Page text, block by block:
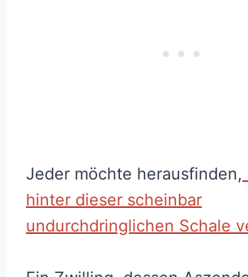
Jeder möchte herausfinden,
hinter dieser scheinbar
undurchdringlichen Schale